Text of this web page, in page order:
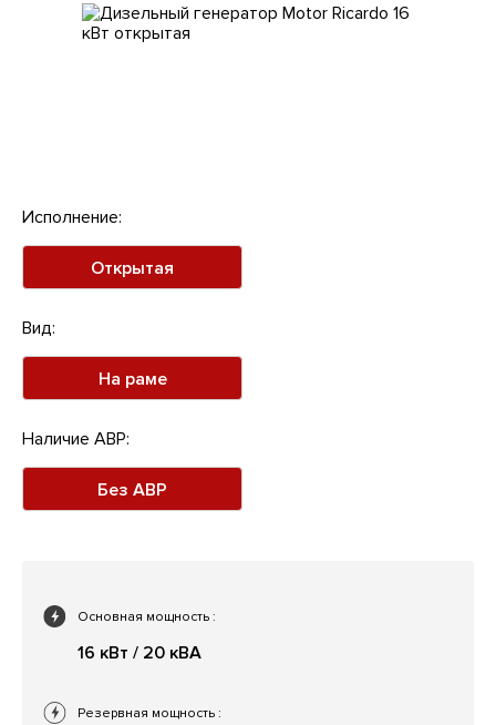
Исполнение:
Открытая
Вид:
На раме
Наличие АВР:
Без АВР
Основная мощность :
16 кВт / 20 кВА
Резервная мощность :